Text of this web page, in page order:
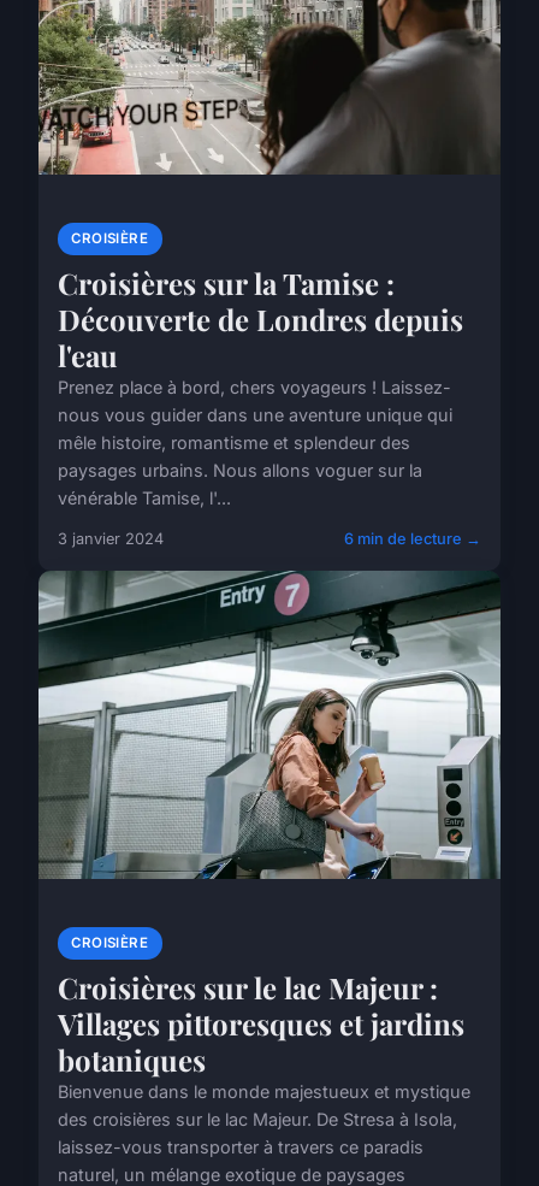
CROISIÈRE
Croisières sur la Tamise :
Découverte de Londres depuis
l'eau
Prenez place à bord, chers voyageurs ! Laissez-
nous vous guider dans une aventure unique qui
mêle histoire, romantisme et splendeur des
paysages urbains. Nous allons voguer sur la
vénérable Tamise, l'...
3 janvier 2024 6 min de lecture →
CROISIÈRE
Croisières sur le lac Majeur :
Villages pittoresques et jardins
botaniques
Bienvenue dans le monde majestueux et mystique
des croisières sur le lac Majeur. De Stresa à Isola,
laissez-vous transporter à travers ce paradis
naturel, un mélange exotique de paysages